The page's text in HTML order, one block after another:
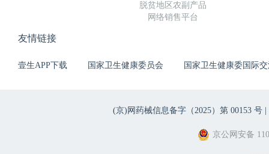
脱贫地区农副产品
网络销售平台
友情链接
壹生APP下载 国家卫生健康委员会 国家卫生健康委国际
(京)网药械信息备字（2025）第 00153 号 |
京公网安备